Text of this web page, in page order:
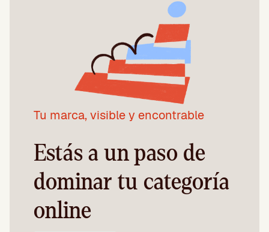
Tu marca, visible y encontrable
Estás a un paso de
dominar tu categoría
online